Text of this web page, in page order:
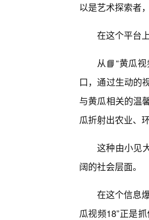
以是艺术探索者
在这个平台
从📘“黄瓜
口，通过生动的
与黄瓜相关的温
瓜折射出农业、
这种由小见
阔的社会层面。
在这个信息
瓜视频18”正是